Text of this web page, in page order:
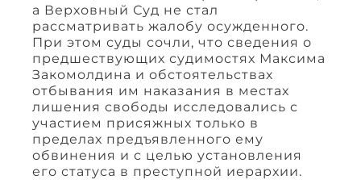
а Верховный Суд не стал
рассматривать жалобу осужденного.
При этом суды сочли, что сведения о
предшествующих судимостях Максима
Закомолдина и обстоятельствах
отбывания им наказания в местах
лишения свободы исследовались с
участием присяжных только в
пределах предъявленного ему
обвинения и с целью установления
его статуса в преступной иерархии.